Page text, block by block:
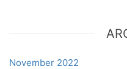
November 2022